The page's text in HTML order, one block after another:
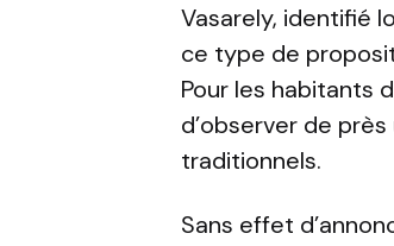
Vasarely, identifié
ce type de
Pour les habitants
d’observer de
traditionnels.
Sans effet